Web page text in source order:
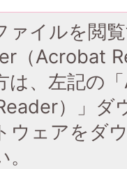
ァイルを閲
（Acrobat
は、左記の
）」ダ
ウェアをダ